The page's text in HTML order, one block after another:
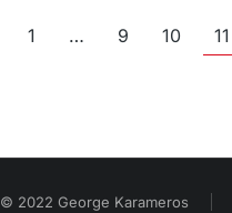
1 … 9 10 11
© 2022 George Karameros